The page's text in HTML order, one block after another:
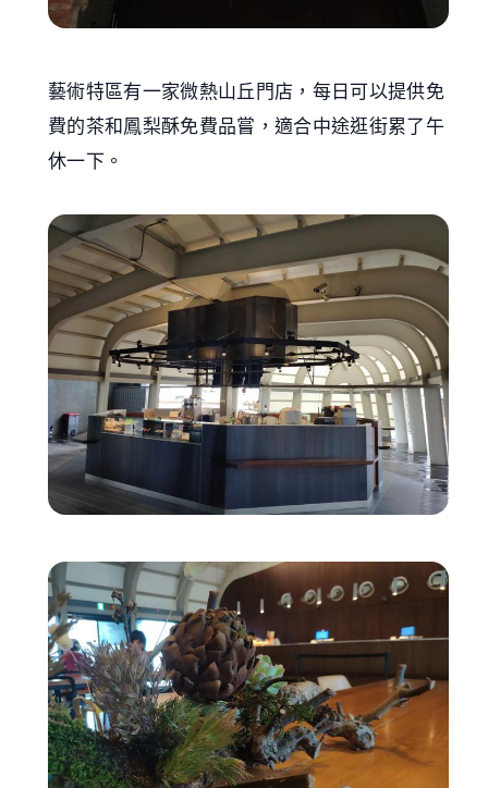
藝術特區有一家微熱山丘門店，每日可以提供免
費的茶和鳳梨酥免費品嘗，適合中途逛街累了午
休一下。